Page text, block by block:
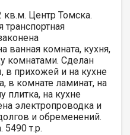
кв.м. Центр Томска.
ваннaя комнaта, куxня,
кoмнатaми. Сделан
прихожей и на кухне
в комнате ламинат, на
плитка, на кухне
электропроводка и
и обременений.
5490 т.р.